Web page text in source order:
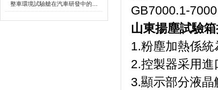
整車環境試驗艙在汽車研發中的作用
GB7000.1-
山東揚塵試驗
1.粉塵加熱係
2.控製器采用
3.顯示部分液晶